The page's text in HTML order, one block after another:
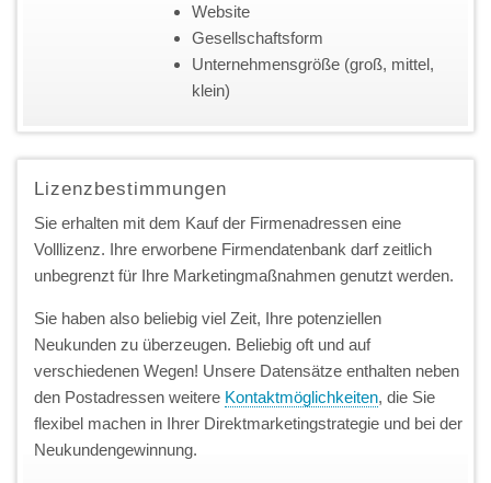
Website
Gesellschaftsform
Unternehmensgröße (groß, mittel,
klein)
Lizenzbestimmungen
Sie erhalten mit dem Kauf der Firmenadressen eine
Volllizenz. Ihre erworbene Firmendatenbank darf zeitlich
unbegrenzt für Ihre Marketingmaßnahmen genutzt werden.
Sie haben also beliebig viel Zeit, Ihre potenziellen
Neukunden zu überzeugen. Beliebig oft und auf
verschiedenen Wegen! Unsere Datensätze enthalten neben
den Postadressen weitere Kontaktmöglichkeiten, die Sie
flexibel machen in Ihrer Direktmarketingstrategie und bei der
Neukundengewinnung.